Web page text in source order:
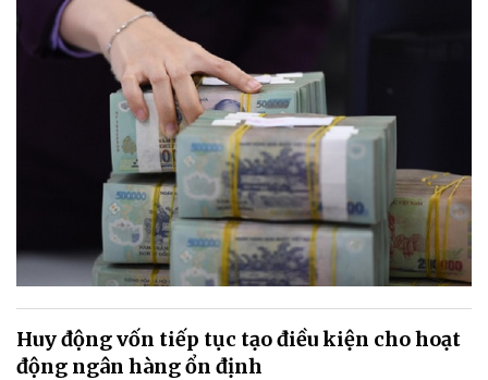
Huy động vốn tiếp tục tạo điều kiện cho hoạt
động ngân hàng ổn định